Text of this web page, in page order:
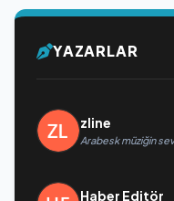
YAZARLAR
zline
Arabesk müziğin
Haber Editör